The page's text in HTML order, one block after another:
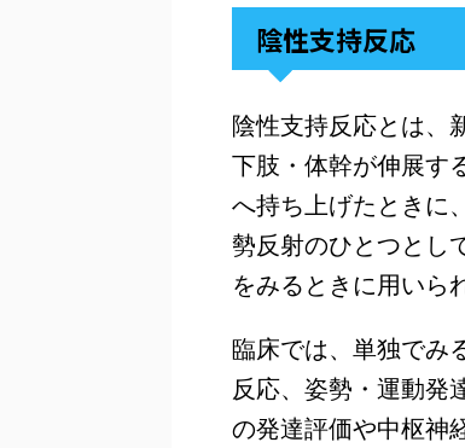
陰性支持反応
陰性支持反応とは、
下肢・体幹が伸展す
へ持ち上げたときに
勢反射のひとつとし
をみるときに用いら
臨床では、単独でみ
反応、姿勢・運動発
の発達評価や中枢神